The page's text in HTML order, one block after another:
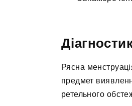
Рясна
предмет
ретельного